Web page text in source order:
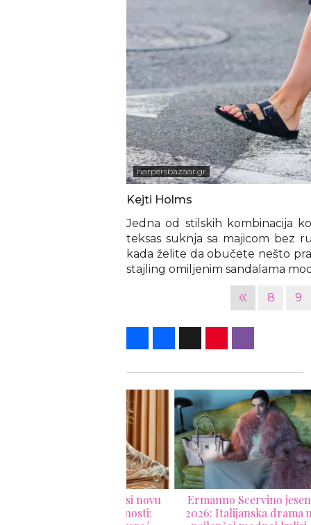
harpersbazaar.gr
Kejti Holms
Jedna od stilskih kombinacija
teksas suknja sa majicom bez
kada želite da obučete nešto
stajling omiljenim sandalama
« 8 9
Ermanno Scervino jesen
2026: Italijanska drama u
Elie